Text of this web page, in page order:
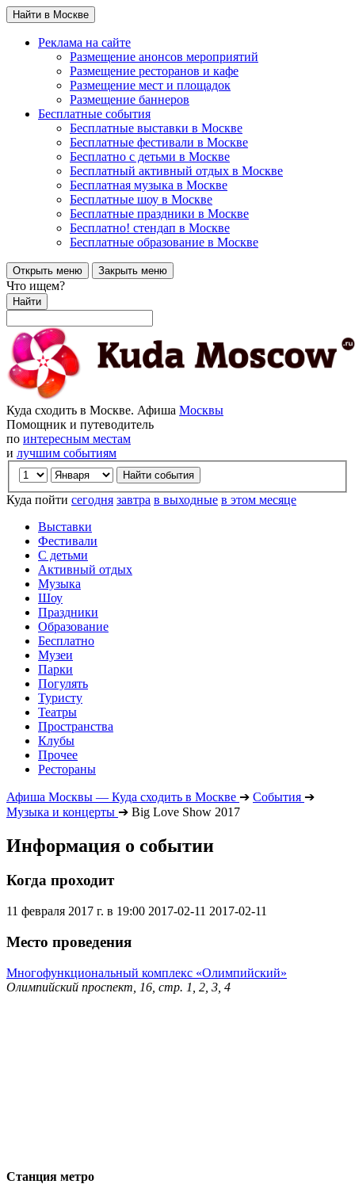
Найти в Москве
Реклама на сайте
Размещение анонсов мероприятий
Размещение ресторанов и кафе
Размещение мест и площадок
Размещение баннеров
Бесплатные события
Бесплатные выставки в Москве
Бесплатные фестивали в Москве
Бесплатно с детьми в Москве
Бесплатный активный отдых в Москве
Бесплатная музыка в Москве
Бесплатные шоу в Москве
Бесплатные праздники в Москве
Бесплатно! стендап в Москве
Бесплатные образование в Москве
Открыть меню Закрыть меню
Что ищем?
Найти
Куда сходить в Москве. Афиша Москвы
Помощник и путеводитель
по интересным местам
и лучшим событиям
Куда пойти сегодня завтра в выходные в этом месяце
Выставки
Фестивали
С детьми
Активный отдых
Музыка
Шоу
Праздники
Образование
Бесплатно
Музеи
Парки
Погулять
Туристу
Театры
Пространства
Клубы
Прочее
Рестораны
Афиша Москвы — Куда сходить в Москве ➔ События ➔
Музыка и концерты ➔ Big Love Show 2017
Информация о событии
Когда проходит
11 февраля 2017 г. в 19:00 2017-02-11 2017-02-11
Место проведения
Многофункциональный комплекс «Олимпийский»
Олимпийский проспект, 16, стр. 1, 2, 3, 4
Станция метро